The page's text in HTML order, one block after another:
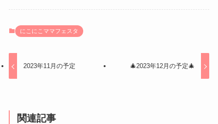
にこにこママフェスタ
2023年11月の予定 🎄2023年12月の予定🎄
関連記事